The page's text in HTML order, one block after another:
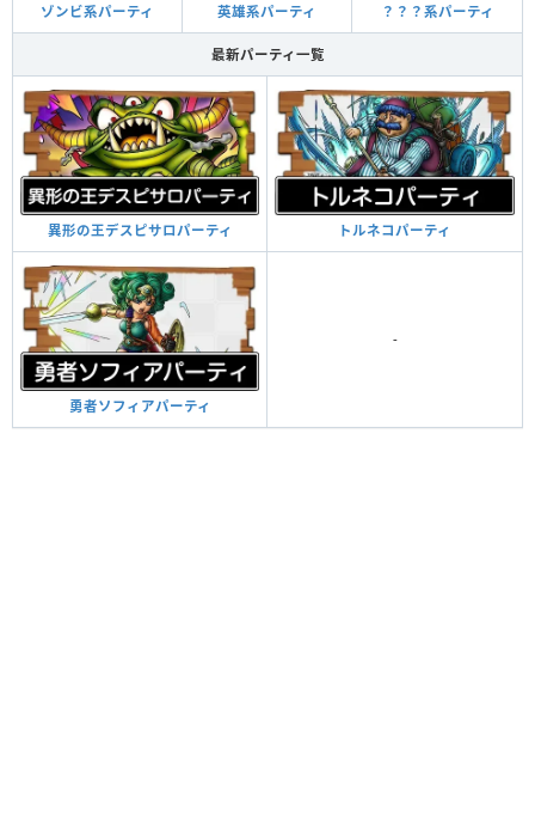
ゾンビ系パーティ 英雄系パーティ ？？？系パーティ
最新パーティ一覧
異形の王デスピサロパーティ トルネコパーティ
勇者ソフィアパーティ
-